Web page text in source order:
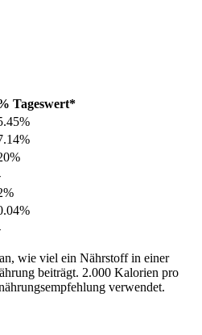
Tageswert*
wie viel ein Nährstoff in einer
beiträgt. 2.000 Kalorien pro
verwendet.